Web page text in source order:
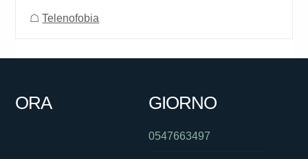
☖Telenofobia
ORA GIORNO
0547663497